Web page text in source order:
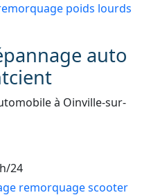
poids lourds
auto
à Oinville-sur-
24
remorquage scooter